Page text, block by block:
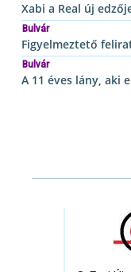
Xabi a Real új
Bulvár
Figyelmeztető
Bulvár
A 11 éves lány, aki